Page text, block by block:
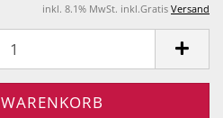
inkl. 8.1% MwSt. inkl.Gratis Versand